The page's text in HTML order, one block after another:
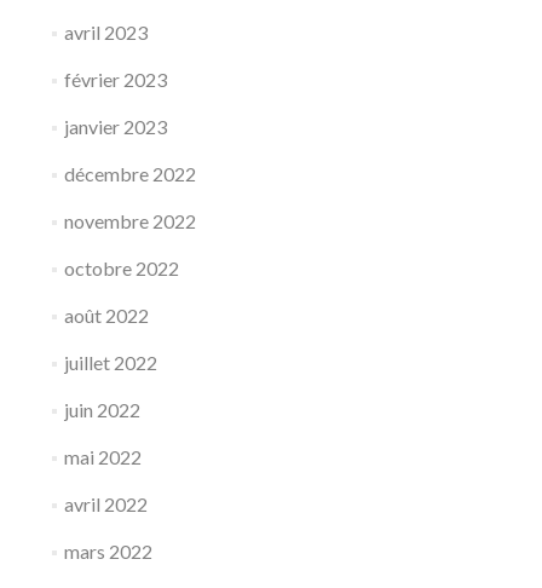
avril 2023
février 2023
janvier 2023
décembre 2022
novembre 2022
octobre 2022
août 2022
juillet 2022
juin 2022
mai 2022
avril 2022
mars 2022